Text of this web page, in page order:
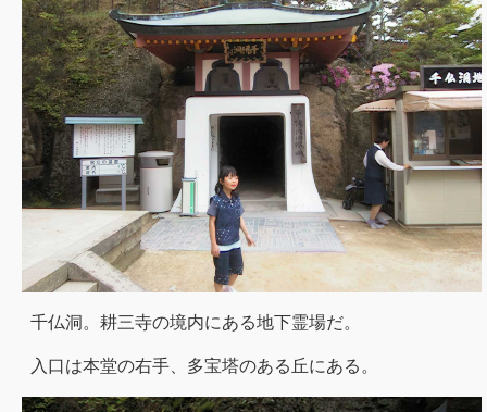
千仏洞。耕三寺の境内にある地下霊場だ。
入口は本堂の右手、多宝塔のある丘にある。